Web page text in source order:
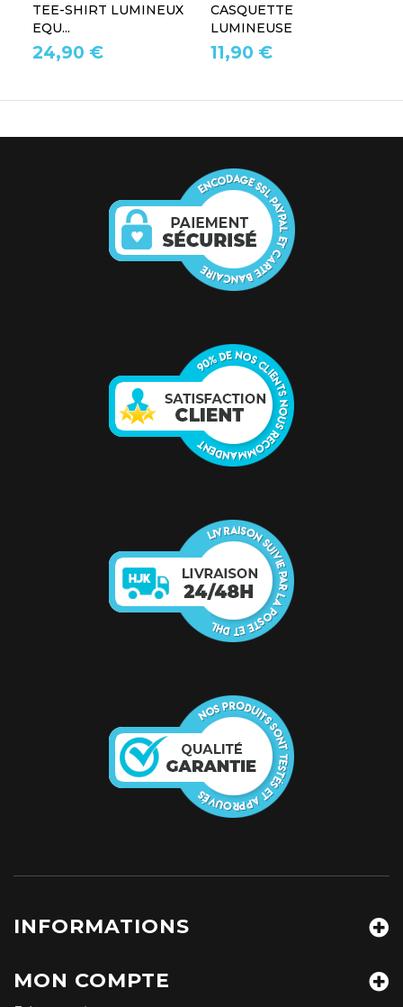
TEE-SHIRT LUMINEUX
EQU...
24,90 €
CASQUETTE
LUMINEUSE
11,90 €
INFORMATIONS
MON COMPTE